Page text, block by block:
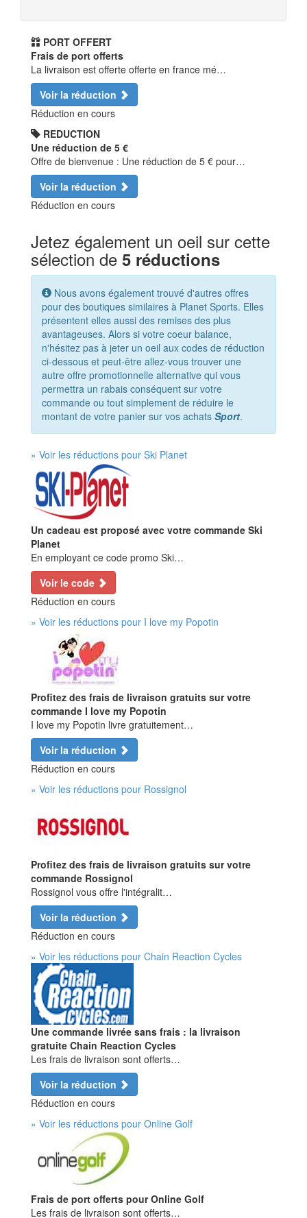
PORT OFFERT
Frais de port offerts
La livraison est offerte offerte en france mé…
Voir la réduction
Réduction en cours
REDUCTION
Une réduction de 5 €
Offre de bienvenue : Une réduction de 5 € pour…
Voir la réduction
Réduction en cours
Jetez également un oeil sur cette
sélection de 5 réductions
Nous avons également trouvé d'autres offres
pour des boutiques similaires à Planet Sports. Elles
présentent elles aussi des remises des plus
avantageuses. Alors si votre coeur balance,
n'hésitez pas à jeter un oeil aux codes de réduction
ci-dessous et peut-être allez-vous trouver une
autre offre promotionnelle alternative qui vous
permettra un rabais conséquent sur votre
commande ou tout simplement de réduire le
montant de votre panier sur vos achats Sport.
» Voir les réductions pour Ski Planet
Un cadeau est proposé avec votre commande Ski
Planet
En employant ce code promo Ski…
Voir le code
Réduction en cours
» Voir les réductions pour I love my Popotin
Profitez des frais de livraison gratuits sur votre
commande I love my Popotin
I love my Popotin livre gratuitement…
Voir la réduction
Réduction en cours
» Voir les réductions pour Rossignol
Profitez des frais de livraison gratuits sur votre
commande Rossignol
Rossignol vous offre l'intégralit…
Voir la réduction
Réduction en cours
» Voir les réductions pour Chain Reaction Cycles
Une commande livrée sans frais : la livraison
gratuite Chain Reaction Cycles
Les frais de livraison sont offerts…
Voir la réduction
Réduction en cours
» Voir les réductions pour Online Golf
Frais de port offerts pour Online Golf
Les frais de livraison sont offerts…